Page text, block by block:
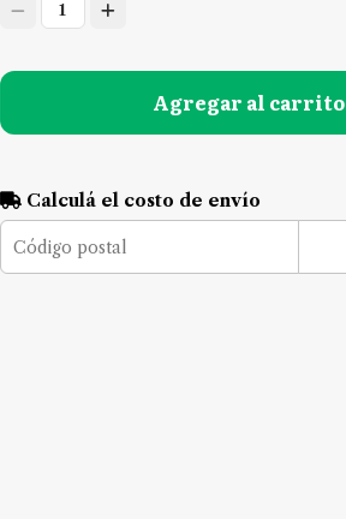
1
Agregar al carrito
Calculá el costo de envío